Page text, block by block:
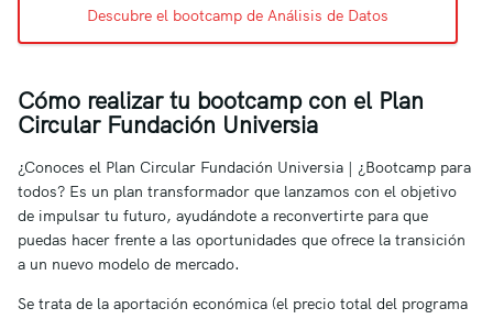
Descubre el bootcamp de Análisis de Datos
Cómo realizar tu bootcamp con el Plan
Circular Fundación Universia
¿Conoces el Plan Circular Fundación Universia | ¿Bootcamp para
todos? Es un plan transformador que lanzamos con el objetivo
de impulsar tu futuro, ayudándote a reconvertirte para que
puedas hacer frente a las oportunidades que ofrece la transición
a un nuevo modelo de mercado.
Se trata de la aportación económica (el precio total del programa